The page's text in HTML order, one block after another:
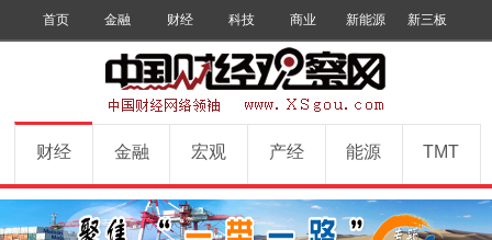
首页 金融 财经 科技 商业 新能源 新三板
财经 金融 宏观 产经 能源 TMT